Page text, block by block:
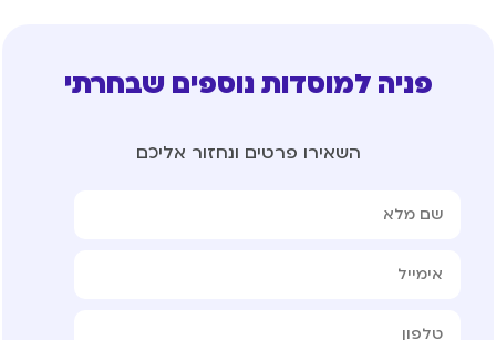
פניה למוסדות נוספים שבחרתי
השאירו פרטים ונחזור אליכם